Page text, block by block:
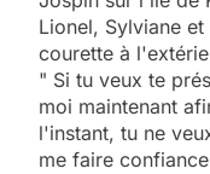
Lionel, Sylviane
courette à
" Si tu veux te
moi maintenant
l'instant, tu ne
me faire